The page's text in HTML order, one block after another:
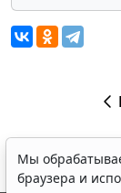
Мы
браузера и